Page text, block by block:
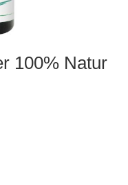
100% Natur